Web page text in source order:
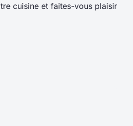
cuisine et faites-vous plaisir